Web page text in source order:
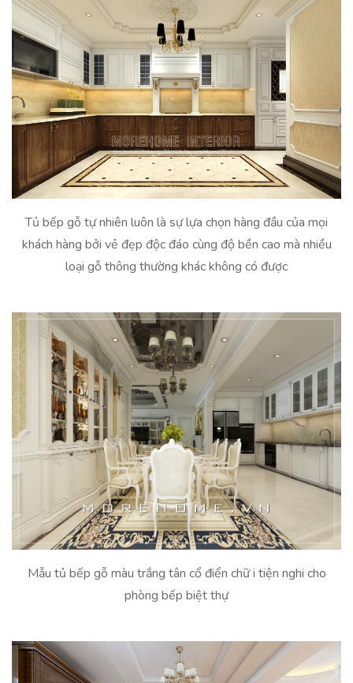
Tủ bếp gỗ tự nhiên luôn là sự lựa chọn hàng đầu của mọi
khách hàng bởi vẻ đẹp độc đáo cùng độ bền cao mà nhiều
loại gỗ thông thường khác không có được
Mẫu tủ bếp gỗ màu trắng tân cổ điển chữ i tiện nghi cho
phòng bếp biệt thự